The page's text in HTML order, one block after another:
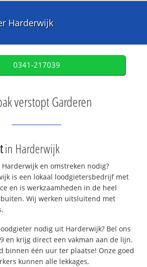
Harderwijk
0341-217039
verstopt Garderen
in Harderwijk
en omstreken nodig?
is een lokaal loodgietersbedrijf met
en is werkzaamheden in de heel
Wij werken uitsluitend met
nodig uit Harderwijk? Bel ons
en krijg direct een vakman aan de lijn.
binnen één uur ter plaatse! Onze goed
kunnen alle lekkages,